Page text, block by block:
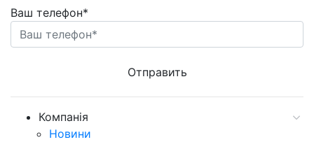
Ваш телефон*
Компанія
Новини